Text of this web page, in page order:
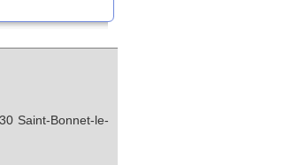
Saint-Bonnet-le-